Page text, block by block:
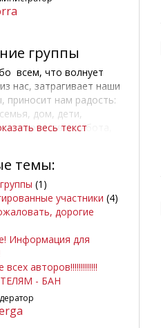
группы
всем, что волнует
нас, затрагивает наши
приносит нам радость:
дом, дети,
работа,
группы:
Наталья
весь текст
темы:
(1)
участники (4)
дорогие
Информация для
авторов!!!!!!!!!!!!!
- БАН